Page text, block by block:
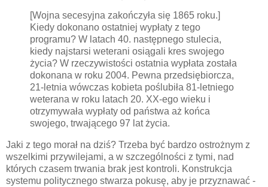
[Wojna secesyjna zakończyła się 1865 roku.]
Kiedy dokonano ostatniej wypłaty z tego
programu? W latach 40. następnego stulecia,
kiedy najstarsi weterani osiągali kres swojego
życia? W rzeczywistości ostatnia wypłata została
dokonana w roku 2004. Pewna przedsiębiorcza,
21-letnia wówczas kobieta poślubiła 81-letniego
weterana w roku latach 20. XX-ego wieku i
otrzymywała wypłaty od państwa aż końca
swojego, trwającego 97 lat życia.
Jaki z tego morał na dziś? Trzeba być bardzo ostrożnym z
wszelkimi przywilejami, a w szczególności z tymi, nad
których czasem trwania brak jest kontroli. Konstrukcja
systemu politycznego stwarza pokusę, aby je przyznawać -